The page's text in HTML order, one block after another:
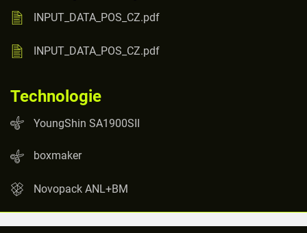
INPUT_DATA_POS_CZ.pdf
INPUT_DATA_POS_CZ.pdf
Technologie
YoungShin SA1900SII
boxmaker
Novopack ANL+BM